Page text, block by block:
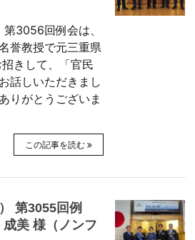
3056回例会は、
誉教授で元三重県
きして、「官民
話しいただきまし
りがとうございま
この記事を読む
第3055回例
美 様（ノンフ